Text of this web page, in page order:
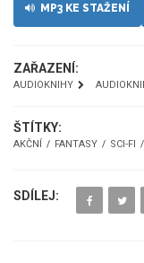
MP3 KE STAŽENÍ
ZAŘAZENÍ:
AUDIOKNIHY
ŠTÍTKY:
AKČNÍ FANTASY SCI-FI
SDÍLEJ: